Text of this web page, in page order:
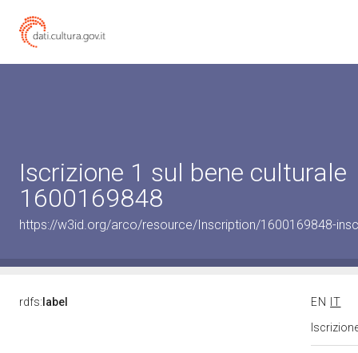
Iscrizione 1 sul bene culturale
1600169848
https://w3id.org/arco/resource/Inscription/1600169848-
rdfs: label EN
IT